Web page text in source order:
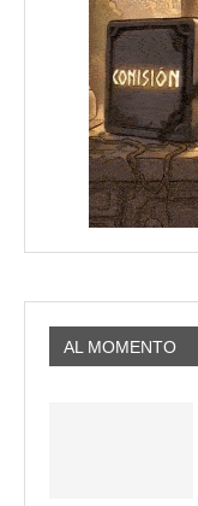
AL MOMENTO